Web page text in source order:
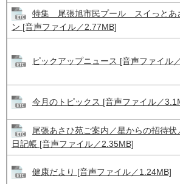
特集 尾張旭市民プール スイっとあ
ン [音声ファイル／2.77MB]
ピックアップニュース [音声ファイル
今月のトピックス [音声ファイル／
尾張あさひ苑ご案内／星からの招待状
日記帳 [音声ファイル／2.35MB]
健康だより [音声ファイル／1.24MB]